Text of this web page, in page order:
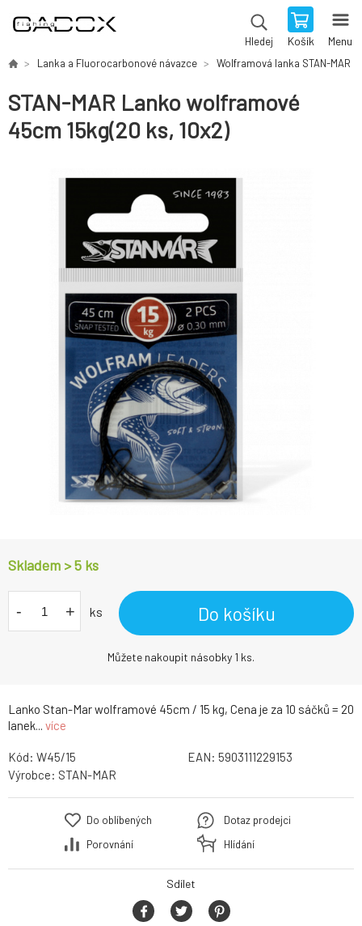
Hledej Košík Menu
Lanka a Fluorocarbonové návazce Wolframová lanka STAN-MAR
STAN-MAR Lanko wolframové
45cm 15kg(20 ks, 10x2)
Lanko Stan-Mar wolframové 45cm / 15 kg, Cena je za 10 sáčků = 20
lanek... více
Skladem > 5 ks
- + ks Do košíku
Můžete nakoupit násobky 1 ks.
Kód: W45/15 EAN: 5903111229153
Výrobce: STAN-MAR
Do oblíbených
Porovnání
Dotaz prodejci
Hlídání
Sdílet